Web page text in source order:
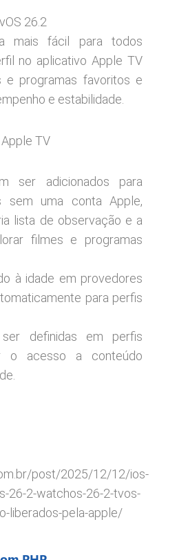
26.2
mais fácil para todos
no aplicativo Apple TV
e programas favoritos e
e estabilidade.
TV
ser adicionados para
sem uma conta Apple,
lista de observação e a
filmes e programas
à idade em provedores
para perfis
definidas em perfis
o acesso a conteúdo
post/2025/12/12/ios-
26-2-watchos-26-2-tvos-
liberados-pela-apple/